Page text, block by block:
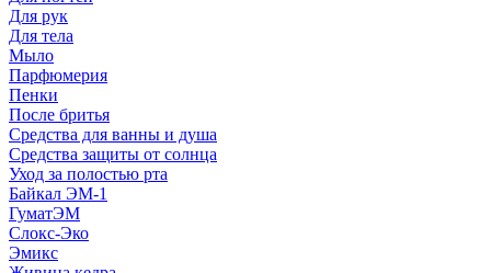
Для рук
Для тела
Мыло
Парфюмерия
Пенки
После бритья
Средства для ванны и душа
Средства защиты от солнца
Уход за полостью рта
Байкал ЭМ-1
ГуматЭМ
Слокс-Эко
Эмикс